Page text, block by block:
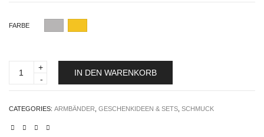
FARBE
Perlenarmband
Herz
IN DEN WARENKORB
CATEGORIES: ARMBÄNDER GESCHENKIDEEN & SETS SCHMUCK